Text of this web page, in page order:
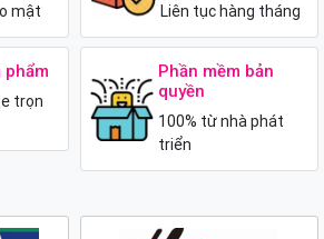
mật
Liên tục hàng tháng
phẩm
trọn
Phần mềm bản
quyền
100% từ nhà phát
triển